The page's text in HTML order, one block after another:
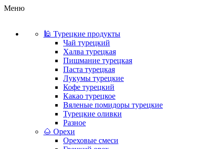
Меню
🕌 Турецкие продукты
Чай турецкий
Халва турецкая
Пишмание турецкая
Паста турецкая
Лукумы турецкие
Кофе турецкий
Какао турецкое
Вяленые помидоры турецкие
Турецкие оливки
Разное
🌰 Орехи
Ореховые смеси